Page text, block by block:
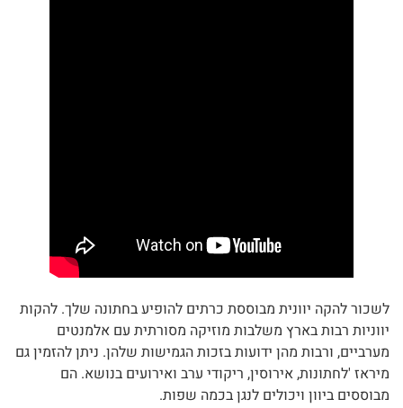
לשכור להקה יוונית מבוססת כרתים להופיע בחתונה שלך. להקות
יווניות רבות בארץ משלבות מוזיקה מסורתית עם אלמנטים
מערביים, ורבות מהן ידועות בזכות הגמישות שלהן. ניתן להזמין גם
מיראז 'לחתונות, אירוסין, ריקודי ערב ואירועים בנושא. הם
מבוססים ביוון ויכולים לנגן בכמה שפות.